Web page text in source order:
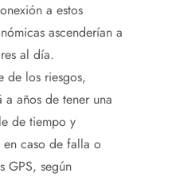
a estos
ascenderían a
al día.
de los riesgos,
a años de tener una
de tiempo y
caso de falla o
GPS, según